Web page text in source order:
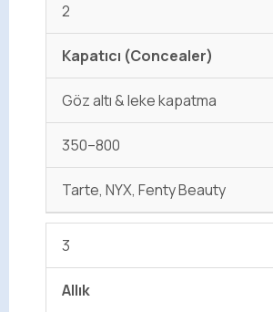
2
Kapatıcı (Concealer)
Göz altı & leke kapatma
350–800
Tarte, NYX, Fenty Beauty
3
Allık